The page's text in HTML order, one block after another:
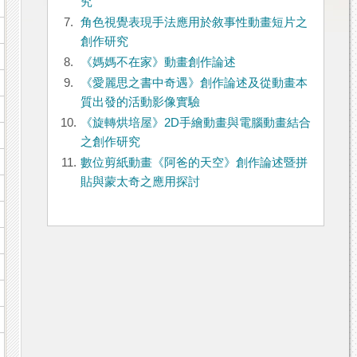
7.
角色視覺表現手法應用於敘事性動畫短片之
創作研究
8.
《媽媽不在家》動畫創作論述
9.
《愛麗思之書中奇遇》創作論述及從動畫本
質出發的活動影像實驗
10.
《旋轉烘培屋》2D手繪動畫與電腦動畫結合
之創作研究
11. 數位剪紙動畫《阿爸的天空》創作論述暨拼
貼與蒙太奇之應用探討